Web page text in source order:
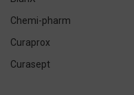
Chemi-pharm
Curaprox
Curasept